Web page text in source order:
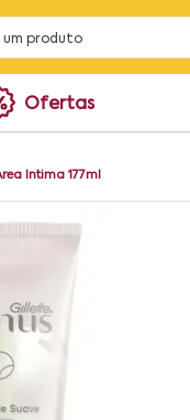
Ofertas
Intima 177ml